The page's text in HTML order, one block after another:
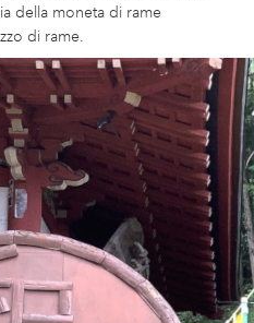
della moneta di rame
di rame.